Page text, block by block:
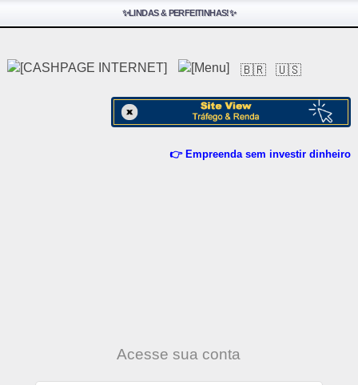
✨LINDAS & PERFEITINHAS!✨
🇧🇷 🇺🇸
👉 Empreenda sem investir dinheiro
Acesse sua conta